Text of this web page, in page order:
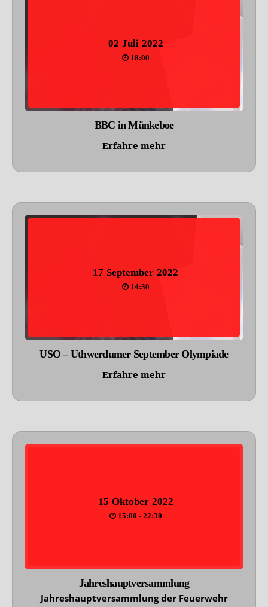
02 Juli 2022
18:00
BBC in Münkeboe
Erfahre mehr
17 September 2022
14:30
USO – Uthwerdumer September Olympiade
Erfahre mehr
15 Oktober 2022
15:00 - 22:30
Jahreshauptversammlung
Jahreshauptversammlung der Feuerwehr